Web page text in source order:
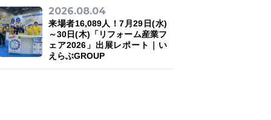
2026.08.04
来場者16,089人！7月29日(水)
～30日(木)「リフォーム産業フ
ェア2026」出展レポート｜い
えらぶGROUP